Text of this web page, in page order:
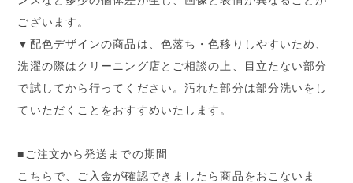
ございます。
▼配色デザインの商品は、色落ち・色移りしやすいため、
洗濯の際はクリーニング店とご相談の上、目立たない部分
で試してから行ってください。汚れた部分は部分洗いをし
ていただくことをおすすめいたします。
■ご注文から発送までの期間
こちらで、ご入金が確認できましたら商品をおこないま